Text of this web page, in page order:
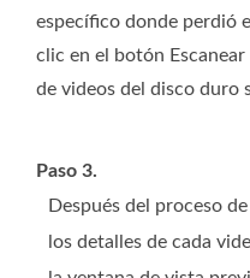
específico donde perdió
clic en el botón
de videos del disco duro
Paso 3.
Después del proceso
los detalles de cada